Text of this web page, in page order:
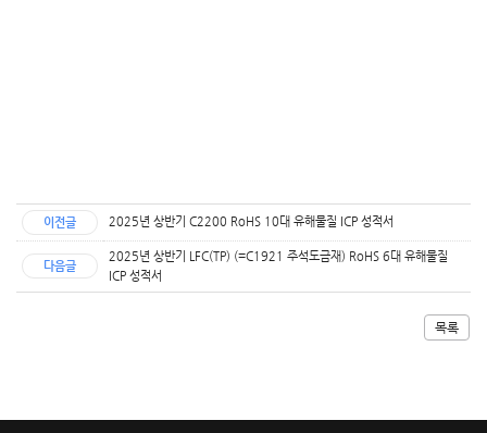
이전글 2025년 상반기 C2200 RoHS 10대 유해물질 ICP 성적서
다음글
2025년 상반기 LFC(TP) (=C1921 주석도금재) RoHS 6대 유해물질
ICP 성적서
목록